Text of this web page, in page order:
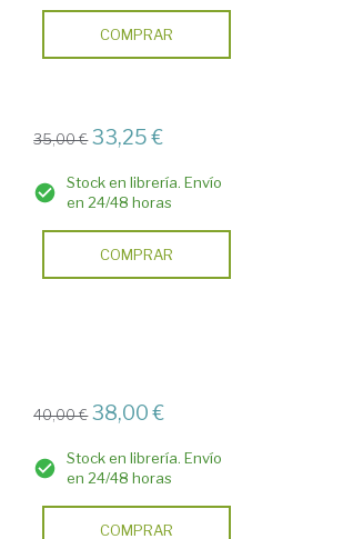
COMPRAR
35,00 € 33,25 €
Stock en librería. Envío
en 24/48 horas
COMPRAR
40,00 € 38,00 €
Stock en librería. Envío
en 24/48 horas
COMPRAR